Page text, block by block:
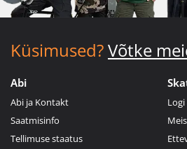
Küsimused?Võtke
Abi
Abi ja Kontakt
Saatmisinfo
Tellimuse staatus
Logi